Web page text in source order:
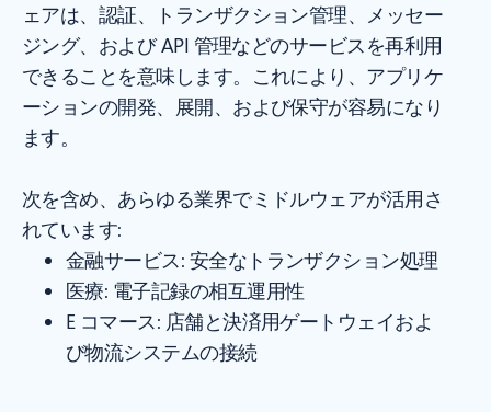
ェアは、認証、トランザクション管理、メッセー
ジング、および API 管理などのサービスを再利用
できることを意味します。これにより、アプリケ
ーションの開発、展開、および保守が容易になり
ます。
次を含め、あらゆる業界でミドルウェアが活用さ
れています:
金融サービス: 安全なトランザクション処理
医療: 電子記録の相互運用性
E コマース: 店舗と決済用ゲートウェイおよ
び物流システムの接続